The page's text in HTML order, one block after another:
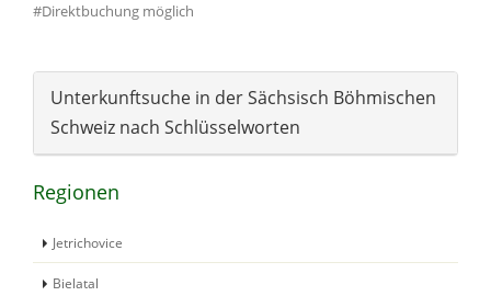
#Direktbuchung möglich
Unterkunftsuche in der Sächsisch Böhmischen
Schweiz nach Schlüsselworten
Regionen
Jetrichovice
Bielatal